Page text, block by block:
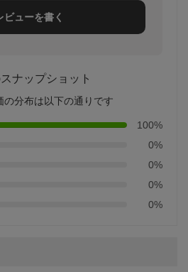
ビューを書く
ナップショット
の分布は以下の通りです
100%
0%
0%
0%
0%